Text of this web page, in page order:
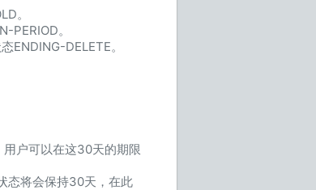
。
PERIOD。
ENDING-DELETE。
户可以在这30天的期限
态将会保持30天，在此